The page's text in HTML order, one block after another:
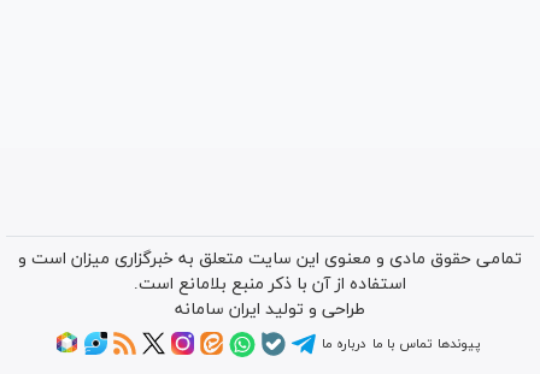
تمامی حقوق مادی و معنوی این سایت متعلق به خبرگزاری میزان است و
استفاده از آن با ذکر منبع بلامانع است.
طراحی و تولید ایران سامانه
پیوندها تماس با ما درباره ما